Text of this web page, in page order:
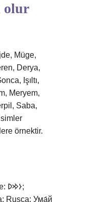
olur
Müge,
Derya,
Işıltı,
Meryem,
Saba,
örnektir.
Rusça: Ума́й